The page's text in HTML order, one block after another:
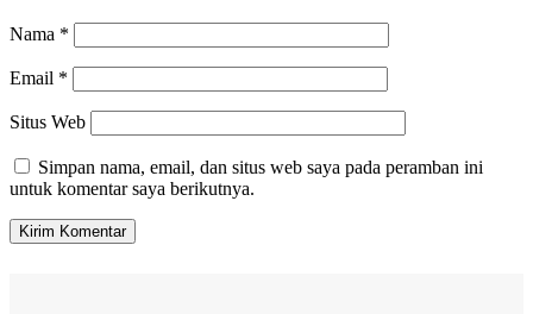
Nama *
Email *
Situs Web
Simpan nama, email, dan situs web saya pada peramban ini
untuk komentar saya berikutnya.